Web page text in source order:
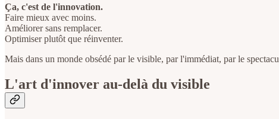
Ça, c'est de l'innovation.
Faire mieux avec moins.
Améliorer sans remplacer.
Optimiser plutôt que réinventer.
Mais dans un monde obsédé par le visible, par l'immédiat, par le
L'art d'innover au-delà du visible